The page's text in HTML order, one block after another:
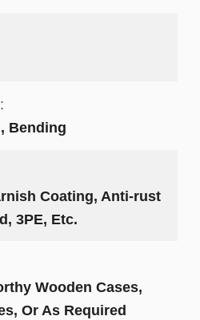
Bending
Coating, Anti-rust
3PE, Etc.
Wooden Cases,
Or As Required